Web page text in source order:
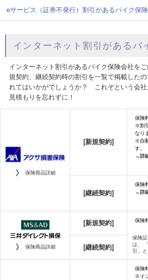
eサービス（証券不発行）割引があるバイク保
インターネット割引があるバ
インターネット割引があるバイク保険会社を
規契約、継続契約時の割引を一覧で掲載した
れてはいかがでしょうか？ これぞという会社
見積もりを忘れずに！
保険商品詳細
[新規契約]
保険
※割
なり
※自
す。
→詳
[継続契約]
保険
→詳
保険商品詳細
[新規契約] 保険
保険
は、
引」
[継続契約]
保険
※イ